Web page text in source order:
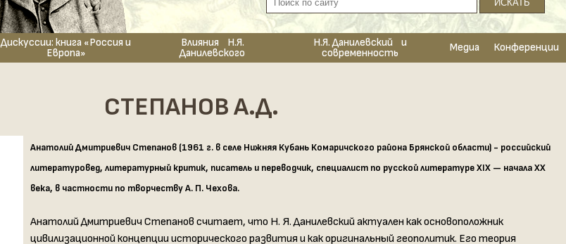
Дискуссии: книга «Россия и
Европа»
Влияния Н.Я.
Данилевского
Н.Я. Данилевский и
современность Медиа Конференции
СТЕПАНОВ А.Д.
Анатолий Дмитриевич Степанов (1961 г. в селе Нижняя Кубань Комаричского района Брянской области) - российский
литературовед, литературный критик, писатель и переводчик, специалист по русской литературе XIX — начала XX
века, в частности по творчеству А. П. Чехова.
Анатолий Дмитриевич Степанов считает, что Н. Я. Данилевский актуален как основоположник
цивилизационной концепции исторического развития и как оригинальный геополитик. Его теория